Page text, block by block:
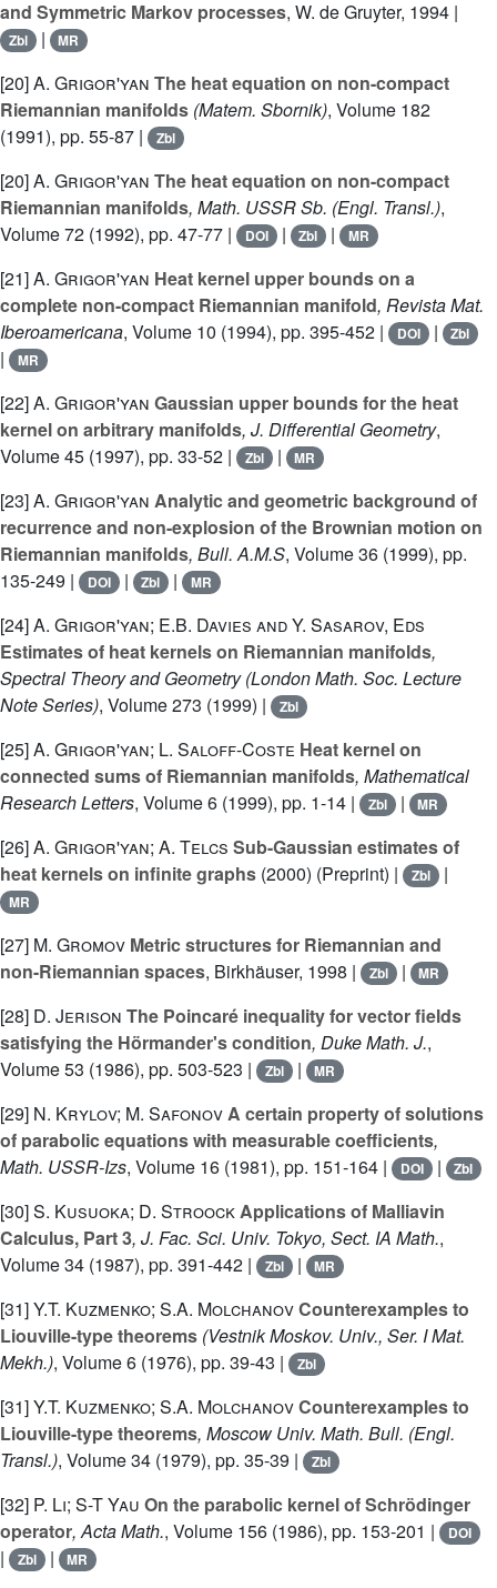
and Symmetric Markov processes, W. de Gruyter, 1994 |
Zbl | MR
[20]A. Grigor'yan The heat equation on non-compact
Riemannian manifolds (Matem. Sbornik), Volume 182
(1991), pp. 55-87 |
Zbl
[20]A. Grigor'yan The heat equation on non-compact
Riemannian manifolds, Math. USSR Sb. (Engl. Transl.),
Volume 72 (1992), pp. 47-77 | DOI | Zbl | MR
[21]A. Grigor'yan Heat kernel upper bounds on a
complete non-compact Riemannian manifold, Revista Mat.
Iberoamericana, Volume 10 (1994), pp. 395-452 | DOI | Zbl
| MR
[22]A. Grigor'yan Gaussian upper bounds for the heat
kernel on arbitrary manifolds, J. Differential Geometry,
Volume 45 (1997), pp. 33-52 | Zbl | MR
[23]A. Grigor'yan Analytic and geometric background of
recurrence and non-explosion of the Brownian motion on
Riemannian manifolds, Bull. A.M.S, Volume 36 (1999), pp.
135-249 |
DOI | Zbl | MR
[24]A. Grigor'yan; E.B. Davies and Y. Sasarov, Eds
Estimates of heat kernels on Riemannian manifolds,
Spectral Theory and Geometry(London Math. Soc. Lecture
Note Series), Volume 273 (1999) | Zbl
[25]A. Grigor'yan; L. Saloff-Coste Heat kernel on
connected sums of Riemannian manifolds, Mathematical
Research Letters, Volume 6 (1999), pp. 1-14 | Zbl | MR
[26]A. Grigor'yan; A. Telcs Sub-Gaussian estimates of
heat kernels on infinite graphs (2000) (Preprint) | Zbl |
MR
[27] M. Gromov Metric structures for Riemannian and
non-Riemannian spaces, Birkhäuser, 1998 | Zbl | MR
[28] D. Jerison The Poincaré inequality for vector fields
satisfying the Hörmander's condition, Duke Math. J.,
Volume 53 (1986), pp. 503-523 | Zbl | MR
[29] N. Krylov; M. SafonovA certain property of solutions
of parabolic equations with measurable coefficients,
Math. USSR-Izs, Volume 16 (1981), pp. 151-164 | DOI | Zbl
[30]S. Kusuoka; D. StroockApplications of Malliavin
Calculus, Part 3, J. Fac. Sci. Univ. Tokyo, Sect. IA Math.,
Volume 34 (1987), pp. 391-442 | Zbl | MR
[31]Y.T. Kuzmenko; S.A. MolchanovCounterexamples to
Liouville-type theorems (Vestnik Moskov. Univ., Ser. I Mat.
Mekh.), Volume 6 (1976), pp. 39-43 | Zbl
[31]Y.T. Kuzmenko; S.A. MolchanovCounterexamples to
Liouville-type theorems, Moscow Univ. Math. Bull. (Engl.
Transl.), Volume 34 (1979), pp. 35-39 | Zbl
[32] P. Li; S-T Yau On the parabolic kernel of Schrödinger
operator, Acta Math., Volume 156 (1986), pp. 153-201 | DOI
| Zbl | MR